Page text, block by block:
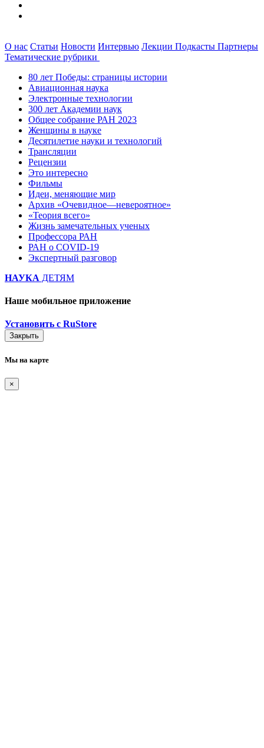
О нас Статьи Новости Интервью Лекции Подкасты Партнеры
Тематические рубрики
80 лет Победы: страницы истории
Авиационная наука
Электронные технологии
300 лет Академии наук
Общее собрание РАН 2023
Женщины в науке
Десятилетие науки и технологий
Трансляции
Рецензии
Это интересно
Фильмы
Идеи, меняющие мир
Архив «Очевидное—невероятное»
«Теория всего»
Жизнь замечательных ученых
Профессора РАН
РАН о COVID-19
Экспертный разговор
НАУКА ДЕТЯМ
Наше мобильное приложение
Установить с RuStore
Закрыть
Мы на карте
×